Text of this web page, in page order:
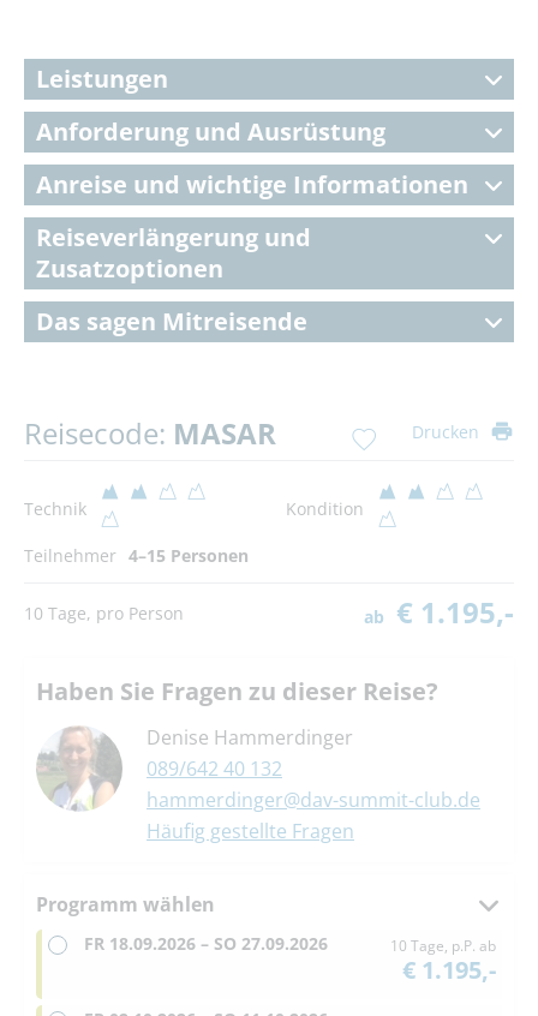
Leistungen
Anforderung und Ausrüstung
Anreise und wichtige Informationen
Reiseverlängerung und
Zusatzoptionen
Das sagen Mitreisende
Reisecode: MASAR Drucken
Technik Kondition
Teilnehmer 4–15 Personen
10 Tage, pro Person ab € 1.195,-
Haben Sie Fragen zu dieser Reise?
Denise Hammerdinger
089/642 40 132
hammerdinger@dav-summit-club.de
Häufig gestellte Fragen
Programm wählen
FR 18.09.2026 – SO 27.09.2026 10 Tage, p.P. ab
€ 1.195,-